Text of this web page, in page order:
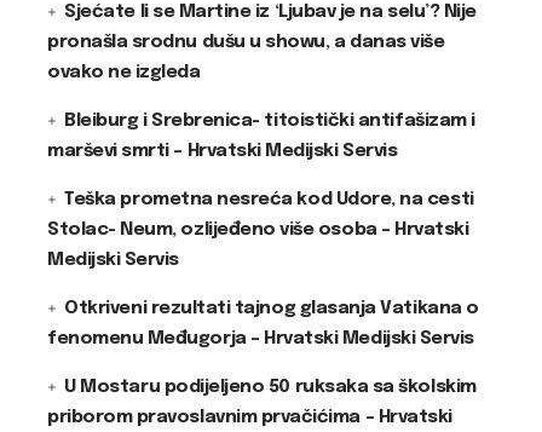
Sjećate li se Martine iz ‘Ljubav je na selu’? Nije
pronašla srodnu dušu u showu, a danas više
ovako ne izgleda
Bleiburg i Srebrenica- titoistički antifašizam i
marševi smrti – Hrvatski Medijski Servis
Teška prometna nesreća kod Udore, na cesti
Stolac- Neum, ozlijeđeno više osoba – Hrvatski
Medijski Servis
Otkriveni rezultati tajnog glasanja Vatikana o
fenomenu Međugorja – Hrvatski Medijski Servis
U Mostaru podijeljeno 50 ruksaka sa školskim
priborom pravoslavnim prvačićima – Hrvatski